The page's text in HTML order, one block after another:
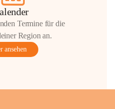
Termine für die
Region an.
ansehen